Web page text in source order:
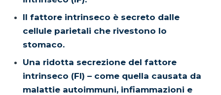
Il fattore intrinseco è secreto dalle
cellule parietali che rivestono lo
stomaco.
Una ridotta secrezione del fattore
intrinseco (FI) – come quella causata da
malattie autoimmuni, infiammazioni e